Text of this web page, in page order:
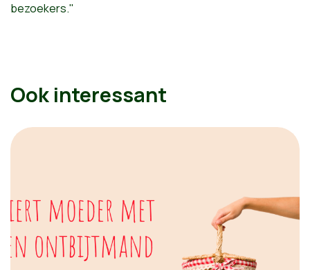
bezoekers."
Ook interessant